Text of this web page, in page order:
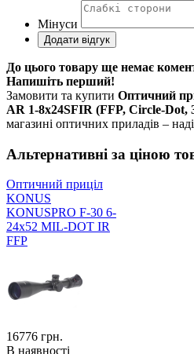
Мінуси
До цього товару ще немає
Напишіть перший!
Замовити та купити Оптичний
AR 1-8x24SFIR (FFP, Circle-Dot,
магазині оптичних приладів –
Альтернативні за ціною
Оптичний приціл
KONUS
KONUSPRO F-30 6-
24x52 MIL-DOT IR
FFP
16776 грн.
В наявності